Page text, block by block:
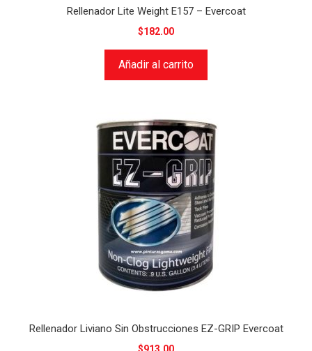
Rellenador Lite Weight E157 – Evercoat
$182.00
Añadir al carrito
Rellenador Liviano Sin Obstrucciones EZ-GRIP Evercoat